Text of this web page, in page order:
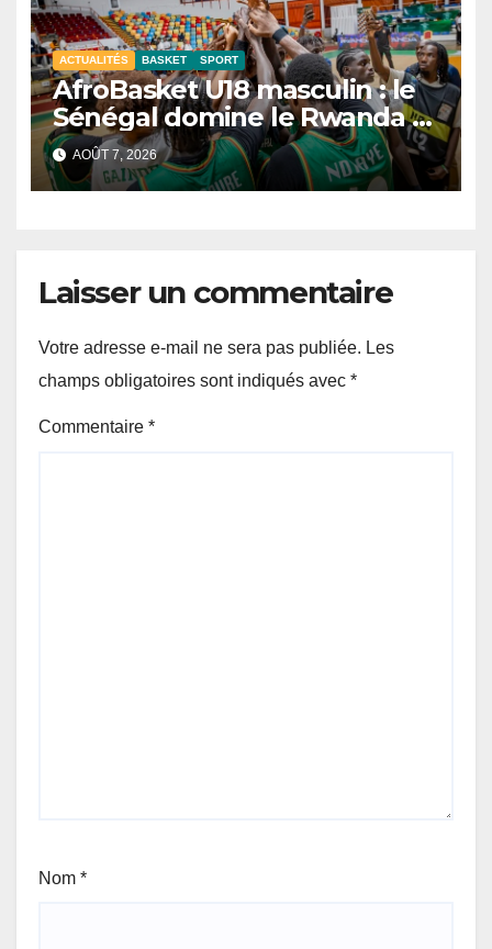
ACTUALITÉS BASKET SPORT
AfroBasket U18 masculin : le
Sénégal domine le Rwanda et
réussit son entrée
AOÛT 7, 2026
Laisser un commentaire
Votre adresse e-mail ne sera pas publiée. Les
champs obligatoires sont indiqués avec *
Commentaire *
Nom *